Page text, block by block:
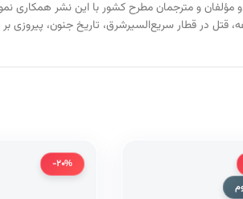
قتل در قطار سریع‌السیرشرق، تاریخ جنون، پیروزی
-20%